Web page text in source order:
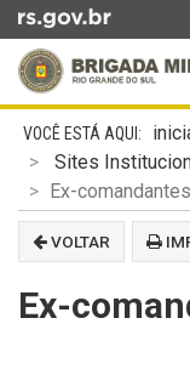
para
conteúdo
para
menu
Início
conteúdo
Sites
Ex-
VOLTAR
Ex-